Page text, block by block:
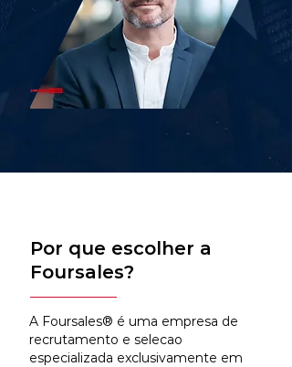
Por que escolher a
Foursales?
A Foursales® é uma empresa de
recrutamento e selecao
especializada exclusivamente em